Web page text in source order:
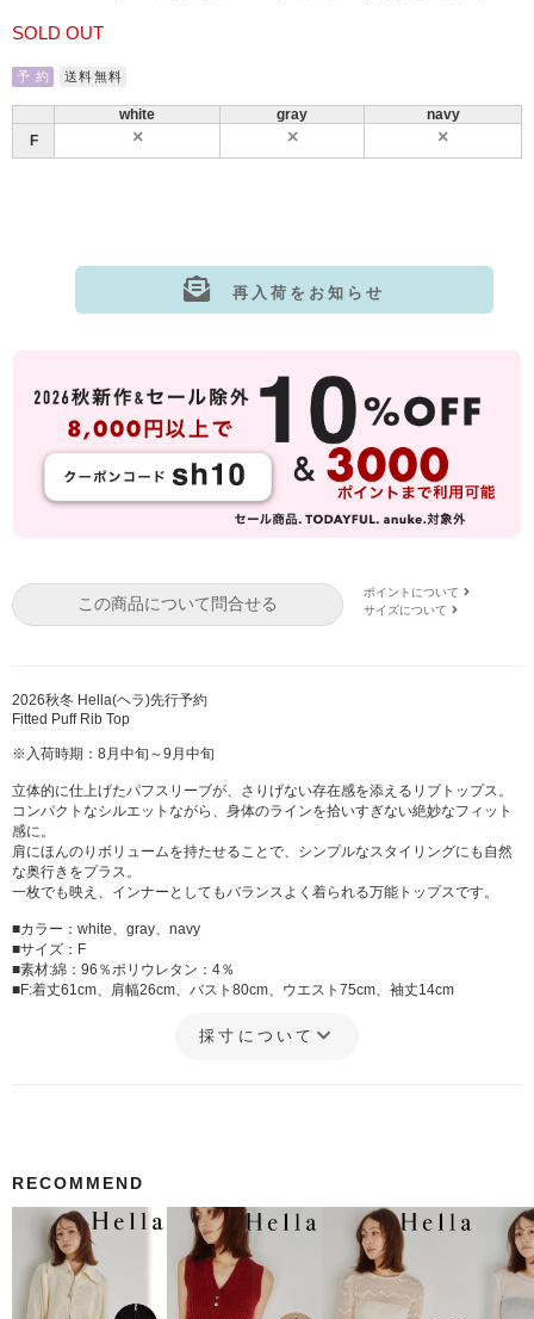
SOLD OUT
予 約 送料無料
white gray
navy
F
再入荷をお知らせ
カラー: gray
サイズ:F カラー: navy
この商品について問合せる
ポイントについて
サイズについて
2026秋冬 Hella(ヘラ)先行予約
Fitted Puff Rib Top
※入荷時期：8月中旬～9月中旬
立体的に仕上げたパフスリーブが、さりげない存在感を添えるリブトップス。
コンパクトなシルエットながら、身体のラインを拾いすぎない絶妙なフィット
感に。
肩にほんのりボリュームを持たせることで、シンプルなスタイリングにも自然
な奥行きをプラス。
一枚でも映え、インナーとしてもバランスよく着られる万能トップスです。
■カラー：white、gray、navy
■サイズ：F
■素材:綿：96％ポリウレタン：4％
■F:着丈61cm、肩幅26cm、バスト80cm、ウエスト75cm、袖丈14cm
採寸について
RECOMMEND